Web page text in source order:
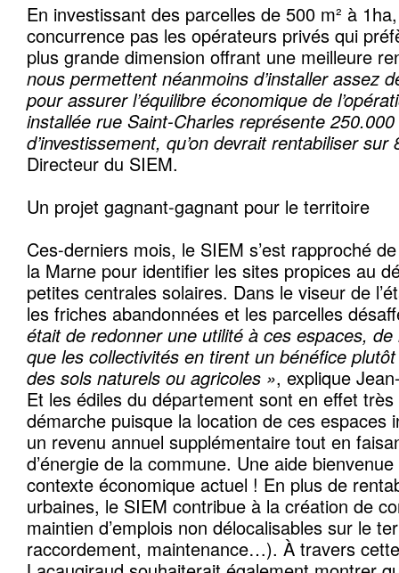
En investissant des parcelles de 500 m² à
concurrence pas les opérateurs privés qui
plus grande dimension offrant une meilleure
nous permettent néanmoins d’installer assez
pour assurer l’équilibre économique de
installée rue Saint-Charles représente
d’investissement, qu’on devrait rentabiliser sur
Directeur du SIEM.
Un projet gagnant-gagnant pour le territoire
Ces-derniers mois, le SIEM s’est rapproché
la Marne pour identifier les sites propices au
petites centrales solaires. Dans le viseur de
les friches abandonnées et les parcelles
était de redonner une utilité à ces espaces,
que les collectivités en tirent un bénéfice
des sols naturels ou agricoles », explique
Et les édiles du département sont en effet
démarche puisque la location de ces espaces
un revenu annuel supplémentaire tout en
d’énergie de la commune. Une aide
contexte économique actuel ! En plus de
urbaines, le SIEM contribue à la création de
maintien d’emplois non délocalisables sur le
raccordement, maintenance…). À travers